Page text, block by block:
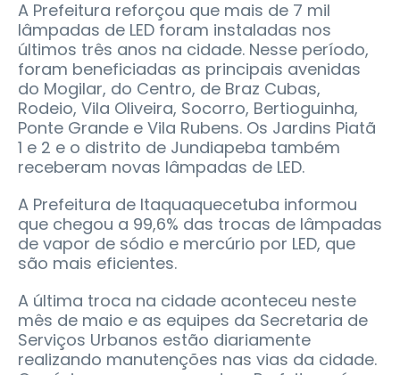
A Prefeitura reforçou que mais de 7 mil
lâmpadas de LED foram instaladas nos
últimos três anos na cidade. Nesse período,
foram beneficiadas as principais avenidas
do Mogilar, do Centro, de Braz Cubas,
Rodeio, Vila Oliveira, Socorro, Bertioguinha,
Ponte Grande e Vila Rubens. Os Jardins Piatã
1 e 2 e o distrito de Jundiapeba também
receberam novas lâmpadas de LED.
A Prefeitura de Itaquaquecetuba informou
que chegou a 99,6% das trocas de lâmpadas
de vapor de sódio e mercúrio por LED, que
são mais eficientes.
A última troca na cidade aconteceu neste
mês de maio e as equipes da Secretaria de
Serviços Urbanos estão diariamente
realizando manutenções nas vias da cidade.